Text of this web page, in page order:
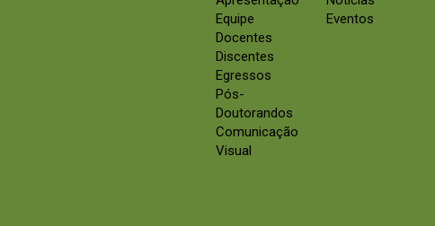
Equipe
Docentes
Discentes
Egressos
Pós-
Doutorandos
Comunicação
Visual
Eventos